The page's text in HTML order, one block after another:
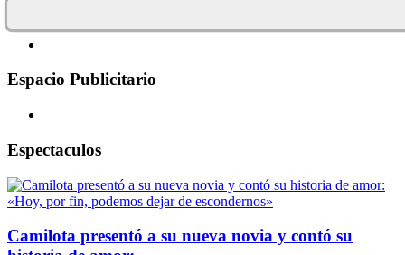
Espacio Publicitario
Espectaculos
Camilota presentó a su nueva novia y contó su